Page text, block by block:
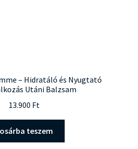
– Hidratáló és Nyugtató
Utáni Balzsam
13.900 Ft
teszem